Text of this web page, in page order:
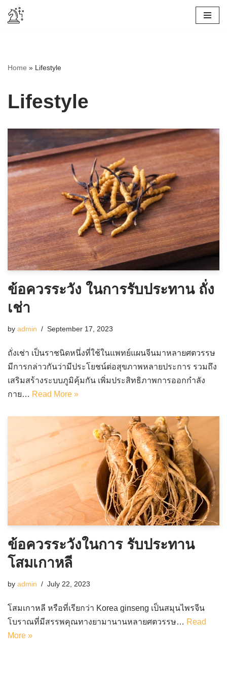
Home » Lifestyle
Lifestyle
ข้อควรระวัง ในการรับประทาน ถั่ง
เช่า
by admin September 17, 2023
ถั่งเช่า เป็นราชนิดหนึ่งที่ใช้ในแพทย์แผนจีนมาหลายศตวรรษ
มีการกล่าวกันว่ามีประโยชน์ต่อสุขภาพหลายประการ รวมถึง
เสริมสร้างระบบภูมิคุ้มกัน เพิ่มประสิทธิภาพการออกกำลัง
กาย… Read More »
ข้อควรระวังในการ รับประทาน
โสมเกาหลี
by admin July 22, 2023
โสมเกาหลี หรือที่เรียกว่า Korea ginseng เป็นสมุนไพรจีน
โบราณที่มีสรรพคุณทางยามานานหลายศตวรรษ… Read
More »